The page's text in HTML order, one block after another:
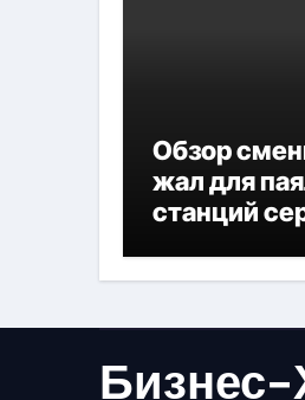
Обзор
жал для
станций